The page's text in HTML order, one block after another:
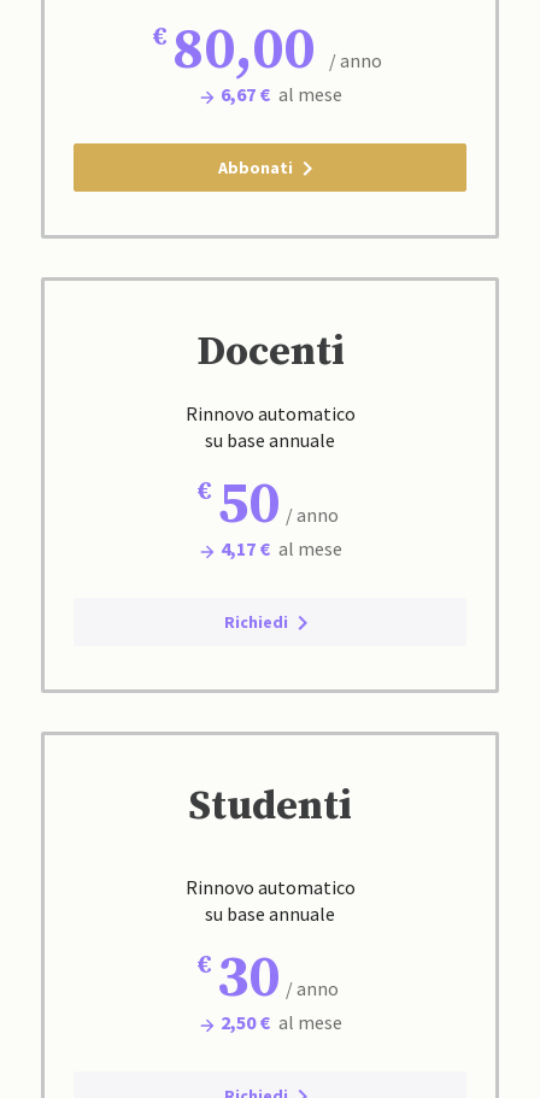
80,00
/ anno
6,67 € al mese
Abbonati
Docenti
Rinnovo automatico
su base annuale
50 / anno
4,17 € al mese
Richiedi
Studenti
Rinnovo automatico
su base annuale
30 / anno
2,50 € al mese